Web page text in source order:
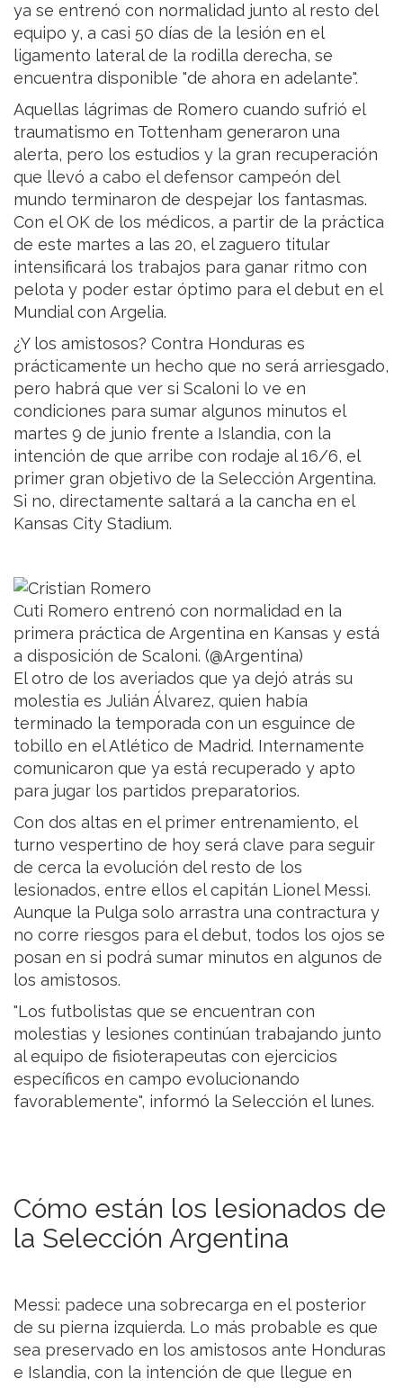
ya se entrenó con normalidad junto al resto del
equipo y, a casi 50 días de la lesión en el
ligamento lateral de la rodilla derecha, se
encuentra disponible "de ahora en adelante".
Aquellas lágrimas de Romero cuando sufrió el
traumatismo en Tottenham generaron una
alerta, pero los estudios y la gran recuperación
que llevó a cabo el defensor campeón del
mundo terminaron de despejar los fantasmas.
Con el OK de los médicos, a partir de la práctica
de este martes a las 20, el zaguero titular
intensificará los trabajos para ganar ritmo con
pelota y poder estar óptimo para el debut en el
Mundial con Argelia.
¿Y los amistosos? Contra Honduras es
prácticamente un hecho que no será arriesgado,
pero habrá que ver si Scaloni lo ve en
condiciones para sumar algunos minutos el
martes 9 de junio frente a Islandia, con la
intención de que arribe con rodaje al 16/6, el
primer gran objetivo de la Selección Argentina.
Si no, directamente saltará a la cancha en el
Kansas City Stadium.
Cuti Romero entrenó con normalidad en la
primera práctica de Argentina en Kansas y está
a disposición de Scaloni. (@Argentina)
El otro de los averiados que ya dejó atrás su
molestia es Julián Álvarez, quien había
terminado la temporada con un esguince de
tobillo en el Atlético de Madrid. Internamente
comunicaron que ya está recuperado y apto
para jugar los partidos preparatorios.
Con dos altas en el primer entrenamiento, el
turno vespertino de hoy será clave para seguir
de cerca la evolución del resto de los
lesionados, entre ellos el capitán Lionel Messi.
Aunque la Pulga solo arrastra una contractura y
no corre riesgos para el debut, todos los ojos se
posan en si podrá sumar minutos en algunos de
los amistosos.
"Los futbolistas que se encuentran con
molestias y lesiones continúan trabajando junto
al equipo de fisioterapeutas con ejercicios
específicos en campo evolucionando
favorablemente", informó la Selección el lunes.
Cómo están los lesionados de
la Selección Argentina
Messi: padece una sobrecarga en el posterior
de su pierna izquierda. Lo más probable es que
sea preservado en los amistosos ante Honduras
e Islandia, con la intención de que llegue en